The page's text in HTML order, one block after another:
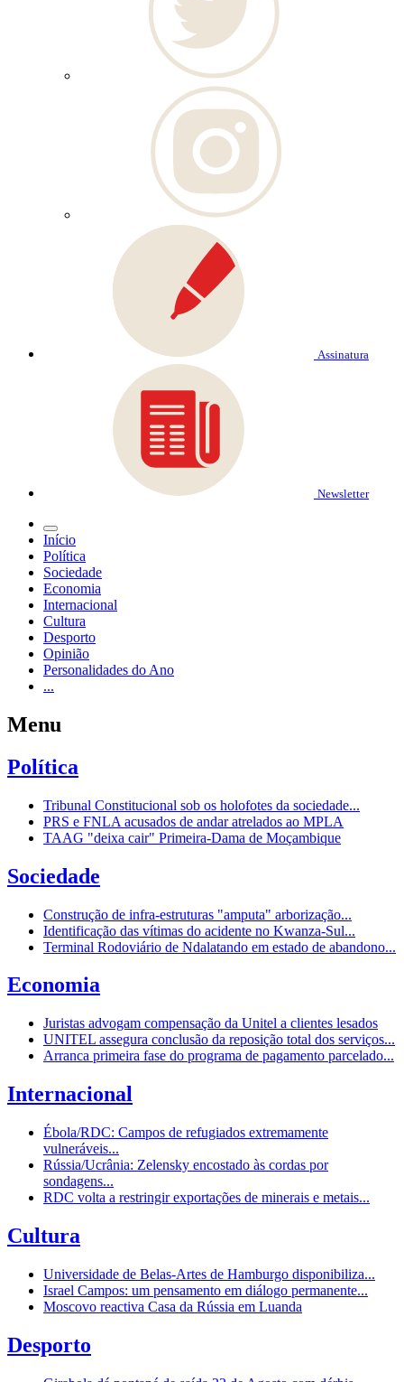
Assinatura
Newsletter
Início
Política
Sociedade
Economia
Internacional
Cultura
Desporto
Opinião
Personalidades do Ano
...
Menu
Política
Tribunal Constitucional sob os holofotes da sociedade...
PRS e FNLA acusados de andar atrelados ao MPLA
TAAG "deixa cair" Primeira-Dama de Moçambique
Sociedade
Construção de infra-estruturas "amputa" arborização...
Identificação das vítimas do acidente no Kwanza-Sul...
Terminal Rodoviário de Ndalatando em estado de abandono...
Economia
Juristas advogam compensação da Unitel a clientes lesados
UNITEL assegura conclusão da reposição total dos serviços...
Arranca primeira fase do programa de pagamento parcelado...
Internacional
Ébola/RDC: Campos de refugiados extremamente
vulneráveis...
Rússia/Ucrânia: Zelensky encostado às cordas por
sondagens...
RDC volta a restringir exportações de minerais e metais...
Cultura
Universidade de Belas-Artes de Hamburgo disponibiliza...
Israel Campos: um pensamento em diálogo permanente...
Moscovo reactiva Casa da Rússia em Luanda
Desporto